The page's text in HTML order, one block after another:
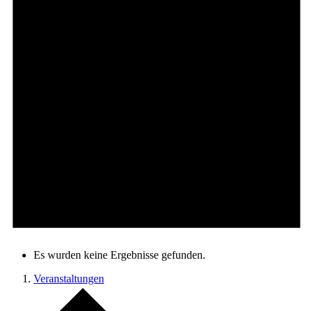
Es wurden keine Ergebnisse gefunden.
Veranstaltungen